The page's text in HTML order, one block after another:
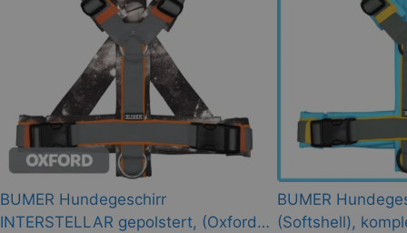
BUMER Hundegeschirr
INTERSTELLAR gepolstert, (Oxford),
BUMER
(Softshell),